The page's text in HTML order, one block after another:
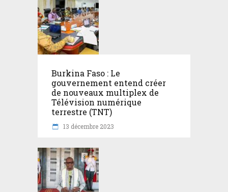
Burkina Faso : Le
gouvernement entend créer
de nouveaux multiplex de
Télévision numérique
terrestre (TNT)
13 décembre 2023